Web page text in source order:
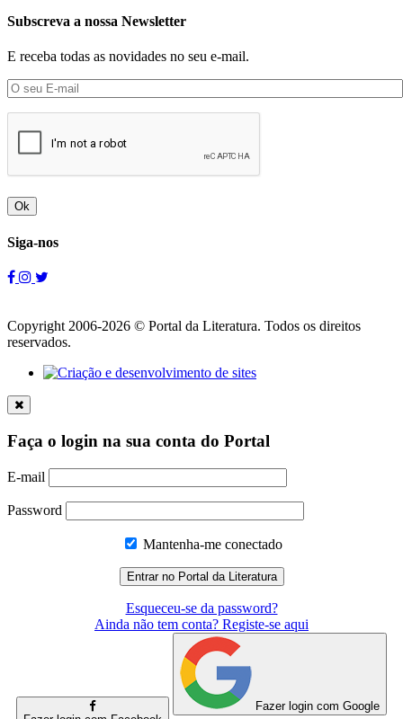
Subscreva a nossa Newsletter
E receba todas as novidades no seu e-mail.
Ok
Siga-nos
Copyright 2006-2026 © Portal da Literatura. Todos os direitos
reservados.
Faça o login na sua conta do Portal
E-mail
Password
Mantenha-me conectado
Esqueceu-se da password?
Ainda não tem conta? Registe-se aqui
Fazer login com Google